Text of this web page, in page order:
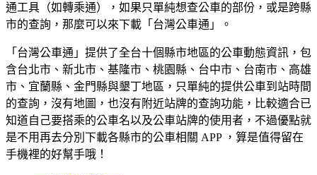
通工具（如轉乘通），如果只單純想查公車的部份，或是跨縣
市的查詢，那麼可以來下載「台灣公車通」。
「台灣公車通」提供了全台十個縣市地區的公車動態資訊，包
含台北市、新北市、基隆市、桃園縣、台中市、台南市、高雄
市、宜蘭縣、金門縣與墾丁地區，只單純的提供公車到站時間
的查詢，沒有地圖，也沒有附近站牌的查詢功能，比較適合已
知道自己要搭乘的公車名以及公車站牌的使用者，不過優點就
是不用再去分別下載各縣市的公車相關 APP ，算是值得留在
手機裡的好幫手哦！